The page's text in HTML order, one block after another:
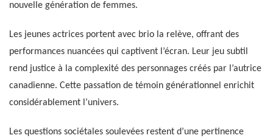
nouvelle génération de femmes.
Les jeunes actrices portent avec brio la relève, offrant des
performances nuancées qui captivent l’écran. Leur jeu subtil
rend justice à la complexité des personnages créés par l’autrice
canadienne. Cette passation de témoin générationnel enrichit
considérablement l’univers.
Les questions sociétales soulevées restent d’une pertinence